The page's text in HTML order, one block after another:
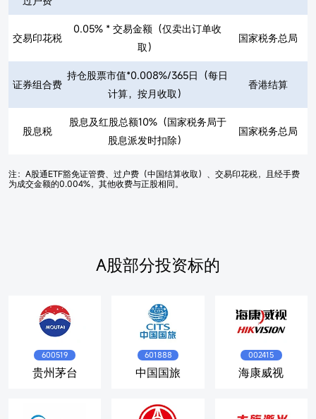
交易印花税
0.05% * 交易金额（仅卖出订单收
取）
国家税务总局
证券组合费
持仓股票市值*0.008%/365日（每日
计算，按月收取）
香港结算
股息税
股息及红股总额10%（国家税务局于
股息派发时扣除）
国家税务总局
注：A股通ETF豁免证管费、过户费（中国结算收取）、交易印花税，且经手费
为成交金额的0.004%，其他收费与正股相同。
A股部分投资标的
600519
贵州茅台
601888
中国国旅
002415
海康威视